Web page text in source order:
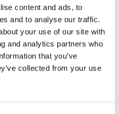
content and ads, to
and to analyse our traffic.
your use of our site with
and analytics partners who
that you’ve
collected from your use
nella preparazione di esteri
di derivati ​​esilici come gli
esanoico sono noti come
capre: capryl (C8) e caprine
rappresentano il 15% del
e l'acido caprico (il caprin è una